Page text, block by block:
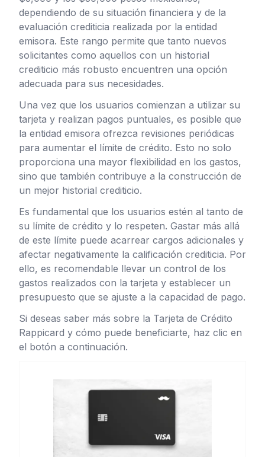
dependiendo de su situación financiera y de la
evaluación crediticia realizada por la entidad
emisora. Este rango permite que tanto nuevos
solicitantes como aquellos con un historial
crediticio más robusto encuentren una opción
adecuada para sus necesidades.
Una vez que los usuarios comienzan a utilizar su
tarjeta y realizan pagos puntuales, es posible que
la entidad emisora ofrezca revisiones periódicas
para aumentar el límite de crédito. Esto no solo
proporciona una mayor flexibilidad en los gastos,
sino que también contribuye a la construcción de
un mejor historial crediticio.
Es fundamental que los usuarios estén al tanto de
su límite de crédito y lo respeten. Gastar más allá
de este límite puede acarrear cargos adicionales y
afectar negativamente la calificación crediticia. Por
ello, es recomendable llevar un control de los
gastos realizados con la tarjeta y establecer un
presupuesto que se ajuste a la capacidad de pago.
Si deseas saber más sobre la Tarjeta de Crédito
Rappicard y cómo puede beneficiarte, haz clic en
el botón a continuación.